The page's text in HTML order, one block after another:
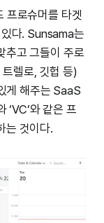
프로슈머를 타겟
다. Sunsama는
추고 그들이 주로
렐로, 깃헙 등)
게 해주는 SaaS
‘VC’와 같은 프
는 것이다.